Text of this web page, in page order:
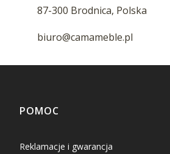
87-300 Brodnica, Polska
biuro@camameble.pl
Linki w stopce
POMOC
Reklamacje i gwarancja